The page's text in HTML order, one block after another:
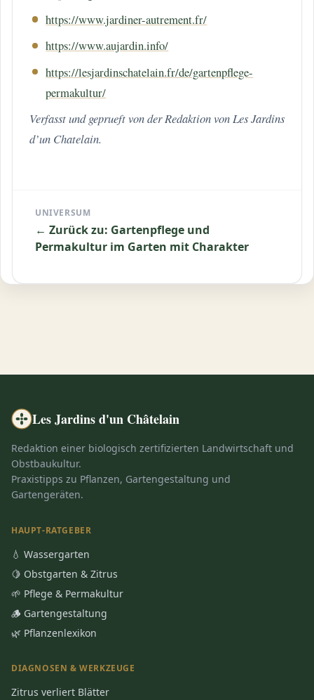
https://www.jardiner-autrement.fr/
https://www.aujardin.info/
https://lesjardinschatelain.fr/de/gartenpflege-
permakultur/
Verfasst und geprueft von der Redaktion von Les Jardins
d’un Chatelain.
UNIVERSUM
← Zurück zu: Gartenpflege und
Permakultur im Garten mit Charakter
Les Jardins d'un Châtelain
Redaktion einer biologisch zertifizierten Landwirtschaft und
Obstbaukultur.
Praxistipps zu Pflanzen, Gartengestaltung und
Gartengeräten.
HAUPT-RATGEBER
💧 Wassergarten
🍋 Obstgarten & Zitrus
🌱 Pflege & Permakultur
🪵 Gartengestaltung
🌿 Pflanzenlexikon
DIAGNOSEN & WERKZEUGE
Zitrus verliert Blätter